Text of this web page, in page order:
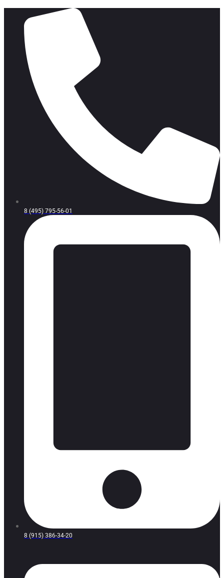
8 (495) 795-56-01
8 (915) 386-34-20